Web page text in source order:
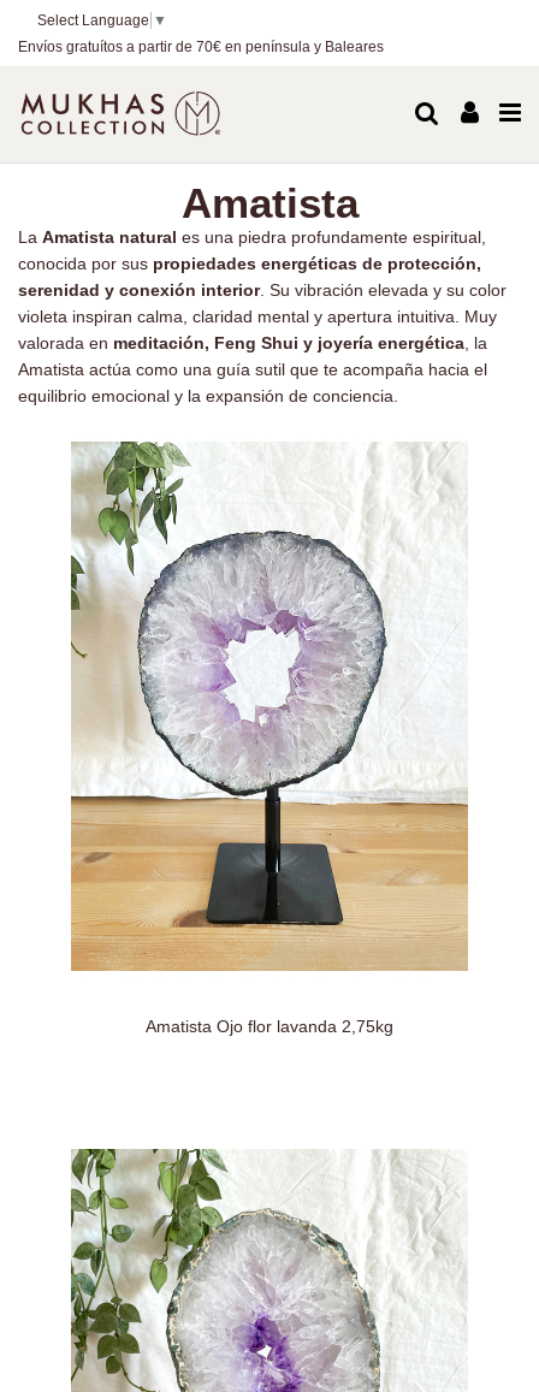
Select Language ▼
Envíos gratuítos a partir de 70€ en península y Baleares
Amatista
La Amatista natural es una piedra profundamente espiritual,
conocida por sus propiedades energéticas de protección,
serenidad y conexión interior. Su vibración elevada y su color
violeta inspiran calma, claridad mental y apertura intuitiva. Muy
valorada en meditación, Feng Shui y joyería energética , la
Amatista actúa como una guía sutil que te acompaña hacia el
equilibrio emocional y la expansión de conciencia.
Amatista Ojo flor lavanda 2,75kg